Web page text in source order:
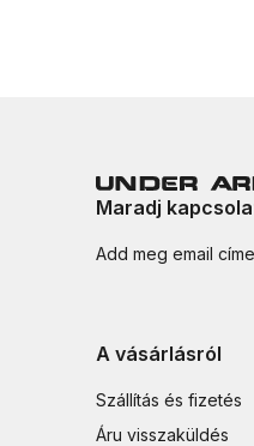
Maradj
Add meg email
A vásárlásról
Szállítás és fizetés
Áru visszaküldés